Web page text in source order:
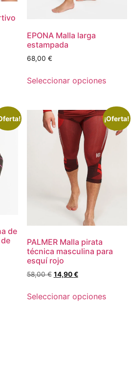
EPONA Malla larga
estampada
68,00 €
Seleccionar opciones
de
¡Oferta!
PALMER Malla pirata
técnica masculina para
esquí rojo
58,00€ 14,90€
Seleccionar opciones